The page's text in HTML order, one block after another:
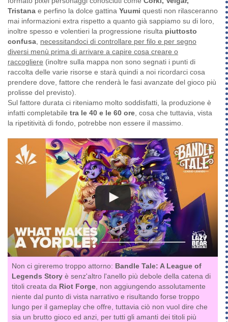
Tristana e perfino la dolce gattina Yuumi questi non rilasceranno
mai informazioni extra rispetto a quanto già sappiamo su di loro,
inoltre spesso e volentieri la progressione risulta piuttosto
confusa necessitandoci di controllare per filo e per segno
diversi menù prima di arrivare a capire cosa creare o
raccogliere (inoltre sulla mappa non sono segnati i punti di
raccolta delle varie risorse e starà quindi a noi ricordarci cosa
prendere dove, fattore che renderà le fasi avanzate del gioco più
prolisse del previsto).
Sul fattore durata ci riteniamo molto soddisfatti, la produzione è
infatti completabile tra le 40 e le 60 ore , cosa che tuttavia, vista
la ripetitività di fondo, potrebbe non essere il massimo.
Non ci gireremo troppo attorno: Bandle Tale: A League of
Legends Story è senz'altro l'anello più debole della catena di
titoli creata da Riot Forge, non aggiungendo assolutamente
niente dal punto di vista narrativo e risultando forse troppo
lungo per il gameplay che offre, tuttavia ciò non vuol dire che
sia un brutto gioco ed anzi, per tutti gli amanti dei titoli più